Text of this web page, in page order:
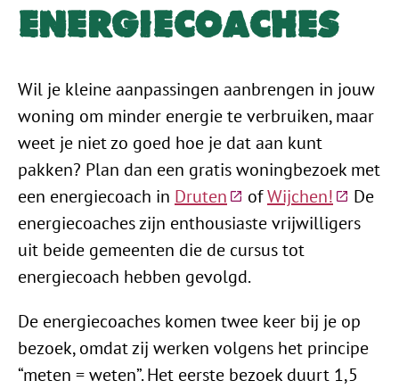
Energiecoaches
Wil je kleine aanpassingen aanbrengen in jouw
woning om minder energie te verbruiken, maar
weet je niet zo goed hoe je dat aan kunt
pakken? Plan dan een gratis woningbezoek met
een energiecoach in Druten(Deze link gaat naar
ofWijchen!(Deze
De
energiecoaches zijn enthousiaste vrijwilligers
uit beide gemeenten die de cursus tot
energiecoach hebben gevolgd.
De energiecoaches komen twee keer bij je op
bezoek, omdat zij werken volgens het principe
“meten = weten”. Het eerste bezoek duurt 1,5